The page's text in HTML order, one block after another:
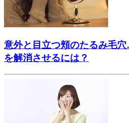
意外と目立つ頬のたるみ毛
を解消させるには？